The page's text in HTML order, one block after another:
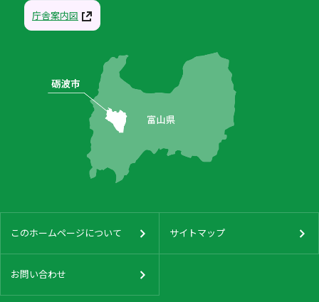
庁舎案内図
このホームページについて サイトマップ
お問い合わせ